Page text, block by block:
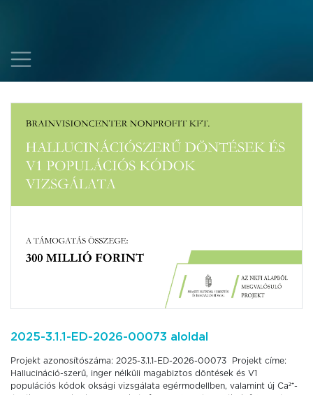
2025-3.1.1-ED-2026-00073 aloldal
Projekt azonosítószáma: 2025-3.1.1-ED-2026-00073 Projekt címe:
Hallucináció-szerű, inger nélküli magabiztos döntések és V1
populációs kódok oksági vizsgálata egérmodellben, valamint új Ca²⁺-